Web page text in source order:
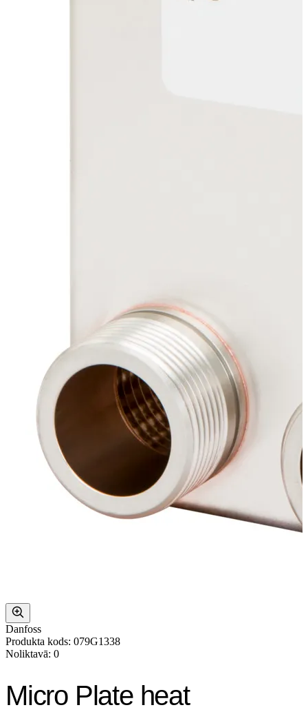
Danfoss
Produkta kods: 079G1338
Noliktavā: 0
Micro Plate heat